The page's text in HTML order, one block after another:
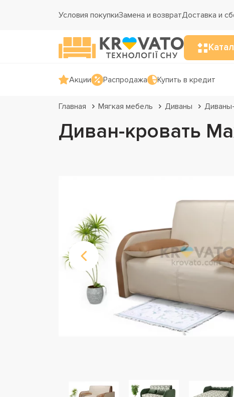
Условия покупкиЗамена и возвратДоставка и
Акции Распродажа Купить в кредит
Главная Мягкая мебель Диваны
Диван-кровать